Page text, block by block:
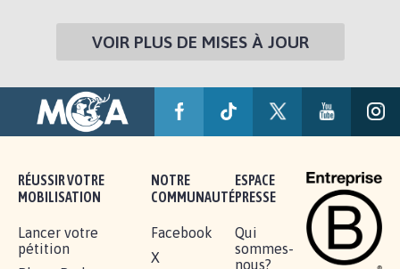
VOIR PLUS DE MISES À JOUR
RÉUSSIR VOTRE
MOBILISATION
Lancer votre
pétition
NOTRE
COMMUNAUTÉ
Facebook
X
ESPACE
PRESSE
Qui
sommes-
nous?